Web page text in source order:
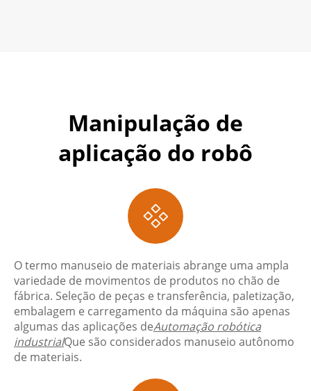
Manipulação de
aplicação do robô

O termo manuseio de materiais abrange uma ampla
variedade de movimentos de produtos no chão de
fábrica. Seleção de peças e transferência, paletização,
embalagem e carregamento da máquina são apenas
algumas das aplicações deAutomação robótica
industrialQue são considerados manuseio autônomo
de materiais.